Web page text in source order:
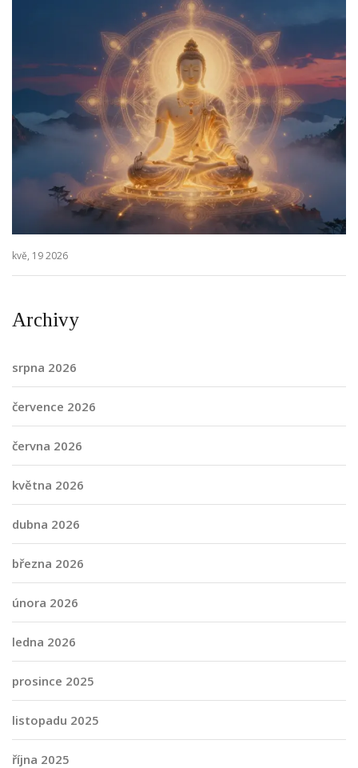
kvě, 19 2026
Archivy
srpna 2026
července 2026
června 2026
května 2026
dubna 2026
března 2026
února 2026
ledna 2026
prosince 2025
listopadu 2025
října 2025